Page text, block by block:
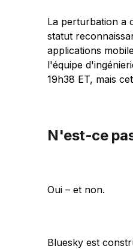
La perturbation a
statut
applications
l'équipe
19h38 ET, mais
N'est-ce
Oui – et non.
Bluesky est